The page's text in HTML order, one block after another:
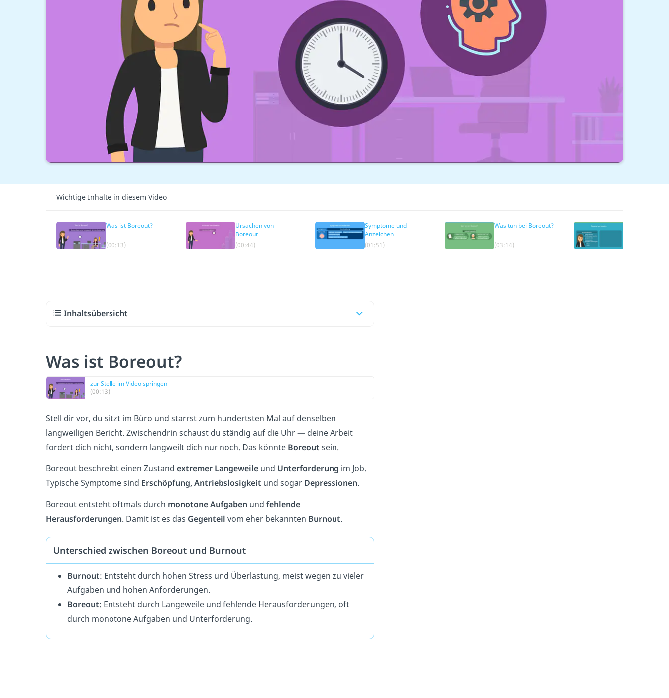
Wichtige Inhalte in diesem Video
Was ist Boreout?
(00:13)
Ursachen von
Boreout
(00:44)
Symptome und
Anzeichen
(01:51)
Was tun bei Boreout?
(03:14)
Inhaltsübersicht
Was ist Boreout?
zur Stelle im Video springen
(00:13)
Stell dir vor, du sitzt im Büro und starrst zum hundertsten Mal auf denselben
langweiligen Bericht. Zwischendrin schaust du ständig auf die Uhr — deine Arbeit
fordert dich nicht, sondern langweilt dich nur noch. Das könnte Boreout sein.
Boreout beschreibt einen Zustand extremer Langeweile und Unterforderung im Job.
Typische Symptome sind Erschöpfung, Antriebslosigkeit und sogar Depressionen.
Boreout entsteht oftmals durch monotone Aufgaben und fehlende
Herausforderungen. Damit ist es das Gegenteil vom eher bekannten Burnout.
Unterschied zwischen Boreout und Burnout
Burnout: Entsteht durch hohen Stress und Überlastung, meist wegen zu vieler
Aufgaben und hohen Anforderungen.
Boreout: Entsteht durch Langeweile und fehlende Herausforderungen, oft
durch monotone Aufgaben und Unterforderung.